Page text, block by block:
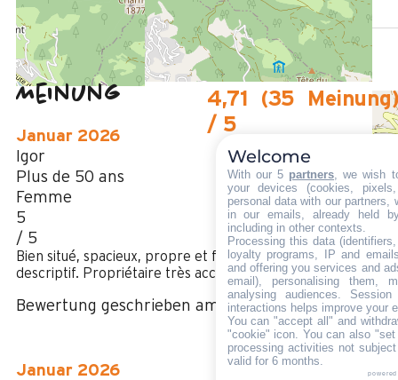
Des Stoppens Schiffchen im Sommer
Meinung
4,71
/ 5
(35 Meinung
Januar 2026
Igor
Plus de 50 ans
Femme
5
/ 5
Bien situé, spacieux, propre et fonctionnel, conforme au
descriptif. Propriétaire très accueillant et serviable.
Bewertung geschrieben am 03/02/2026
Januar 2026
Welcome
With our 5 partners , we wish
your devices (cookies,
personal data with our partners,
in our emails, already held
including in other contexts.
Processing this data
loyalty programs, IP and
and offering you services and
email), personalising them,
analysing audiences.
interactions helps improve your
You can "accept all" and
"cookie" icon . You can also
processing activities not
valid for 6 months.